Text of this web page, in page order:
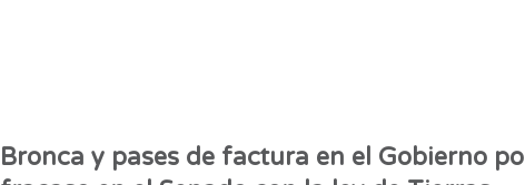
Bronca y pases de factura en el Gobierno